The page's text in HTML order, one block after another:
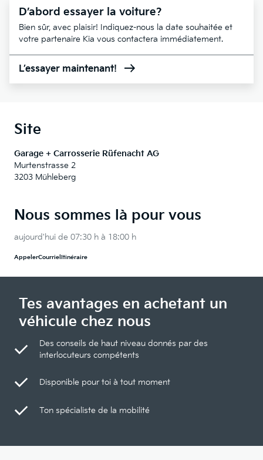
D’abord essayer la voiture?
Bien sûr, avec plaisir! Indiquez-nous la date souhaitée et
votre partenaire Kia vous contactera immédiatement.
L’essayer maintenant!
Site
Garage + Carrosserie Rüfenacht AG
Murtenstrasse 2
3203 Mühleberg
Nous sommes là pour vous
aujourd'hui de 07:30 h à 18:00 h
AppelerCourriel Itinéraire
Tes avantages en achetant un
véhicule chez nous
Des conseils de haut niveau donnés par des
interlocuteurs compétents
Disponible pour toi à tout moment
Ton spécialiste de la mobilité